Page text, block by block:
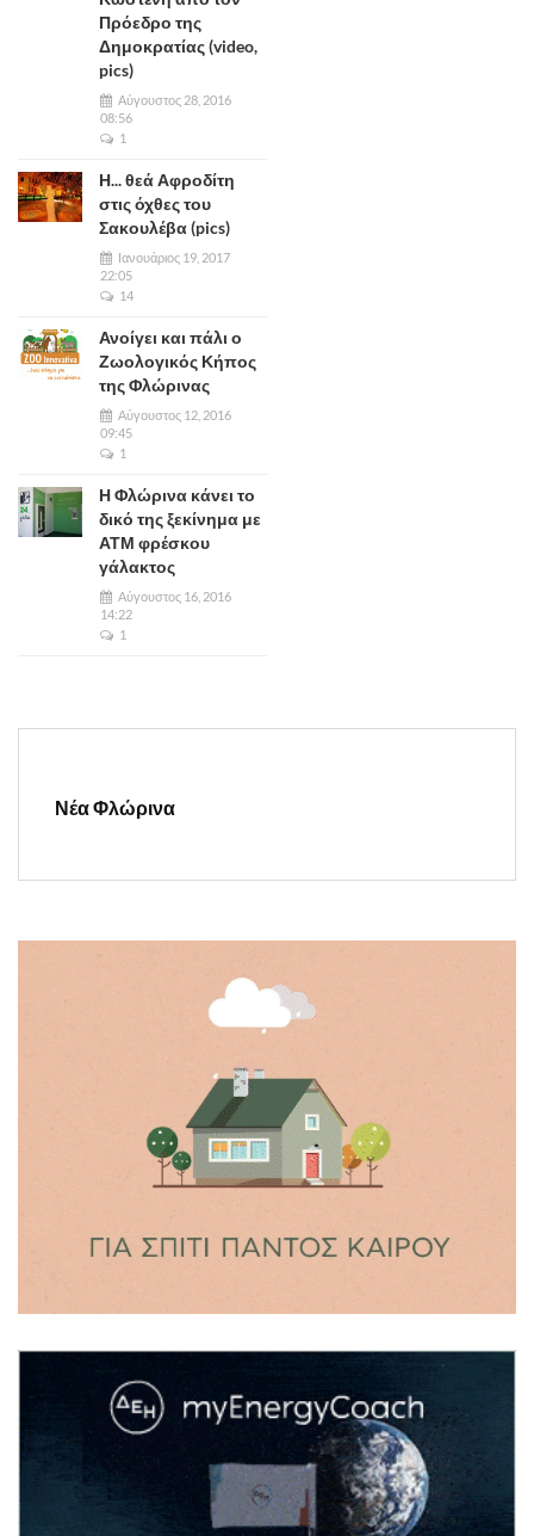
Πρόεδρο της
Δημοκρατίας (video,
pics)
Αύγουστος 28, 2016
08:56
1
Η... θεά Αφροδίτη
στις όχθες του
Σακουλέβα (pics)
Ιανουάριος 19, 2017
22:05
14
Ανοίγει και πάλι ο
Ζωολογικός Κήπος
της Φλώρινας
Αύγουστος 12, 2016
09:45
1
Η Φλώρινα κάνει το
δικό της ξεκίνημα με
ΑΤΜ φρέσκου
γάλακτος
Αύγουστος 16, 2016
14:22
1
Νέα Φλώρινα